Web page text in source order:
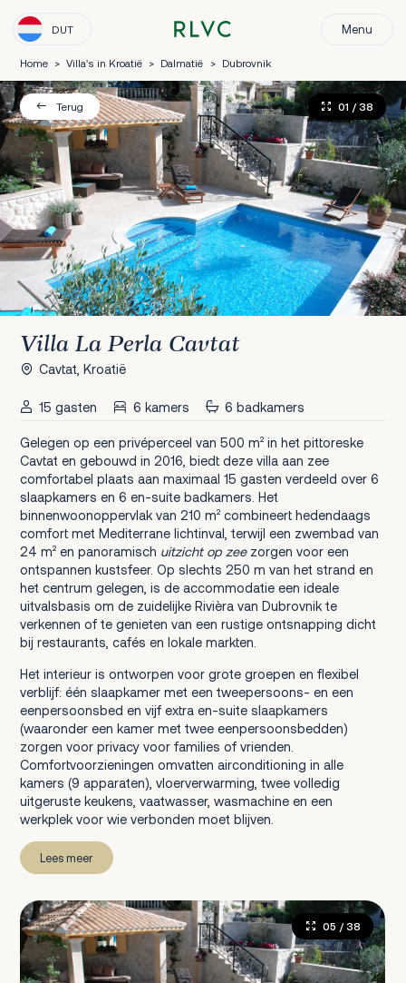
DUT Menu
Home > Villa's in Kroatië > Dalmatië > Dubrovnik
Terug 01 / 38
Villa La Perla Cavtat
Cavtat, Kroatië
15 gasten 6 kamers 6 badkamers
Gelegen op een privéperceel van 500 m² in het pittoreske
Cavtat en gebouwd in 2016, biedt deze villa aan zee
comfortabel plaats aan maximaal 15 gasten verdeeld over 6
slaapkamers en 6 en-suite badkamers. Het
binnenwoonoppervlak van 210 m² combineert hedendaags
comfort met Mediterrane lichtinval, terwijl een zwembad van
24 m² en panoramisch uitzicht op zeezorgen voor een
ontspannen kustsfeer. Op slechts 250 m van het strand en
het centrum gelegen, is de accommodatie een ideale
uitvalsbasis om de zuidelijke Rivièra van Dubrovnik te
verkennen of te genieten van een rustige ontsnapping dicht
bij restaurants, cafés en lokale markten.
Het interieur is ontworpen voor grote groepen en flexibel
verblijf: één slaapkamer met een tweepersoons- en een
eenpersoonsbed en vijf extra en-suite slaapkamers
(waaronder een kamer met twee eenpersoonsbedden)
zorgen voor privacy voor families of vrienden.
Comfortvoorzieningen omvatten airconditioning in alle
kamers (9 apparaten), vloerverwarming, twee volledig
uitgeruste keukens, vaatwasser, wasmachine en een
werkplek voor wie verbonden moet blijven.
Lees meer
05 / 38